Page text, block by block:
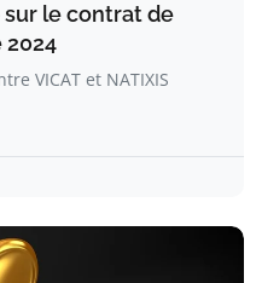
sur le contrat de
2024
VICAT et NATIXIS